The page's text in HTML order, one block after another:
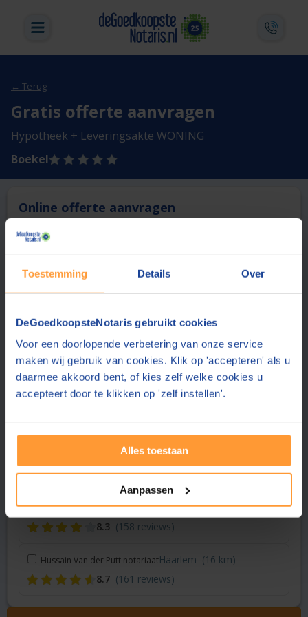
Toestemming Details Over
DeGoedkoopsteNotaris gebruikt cookies
Voor een doorlopende verbetering van onze service
maken wij gebruik van cookies. Klik op 'accepteren' als u
daarmee akkoord bent, of kies zelf welke cookies u
accepteert door te klikken op 'zelf instellen'.
Alles toestaan
Aanpassen
← Terug
Gratis offerte aanvragen
Hypotheek + Leveringsakte WONING
Boekel
Online offerte aanvragen
Deze notaris biedt momenteel niet de mogelijkheid online
1 Vergelijk en bespaar
Vraag een offerte aan bij een andere notaris in de buurt
Dudok van Heel NotariaatAmsterdam (3 km)
8.9
(28 reviews)
Notariskantoor Van Ligten Amsterdam
8.0 (401 reviews)
De Boer Advies & NotariaatHoofddorp
8.5 (159 reviews)
Gopisingh Van Os NotarissenHoofddorp (15 km)
8.3 (158 reviews)
Hussain Van der Putt notariaatHaarlem (16 km)
8.7 (161 reviews)